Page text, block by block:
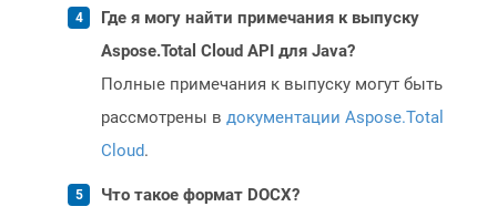
Где я могу найти примечания к выпуску
Aspose.Total Cloud API для Java?
Полные примечания к выпуску могут быть
рассмотрены в документации Aspose.Total
Cloud.
Что такое формат DOCX?